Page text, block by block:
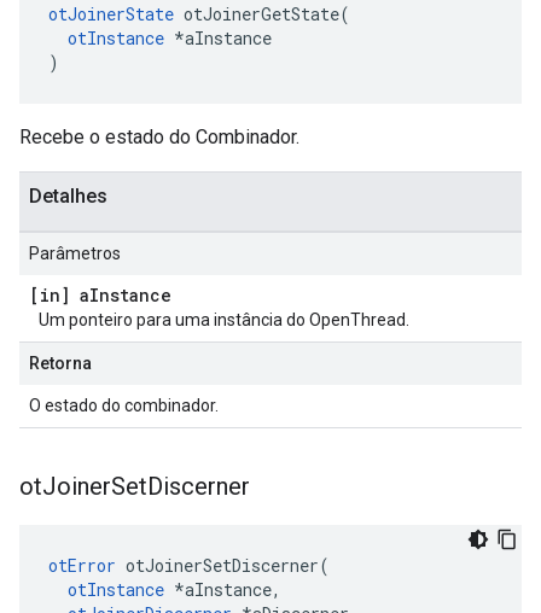
otJoinerState otJoinerGetState(
otInstance *aInstance
)
Recebe o estado do Combinador.
Detalhes
Parâmetros
[in] aInstance
Um ponteiro para uma instância do OpenThread.
Retorna
O estado do combinador.
otJoinerSetDiscerner
otError otJoinerSetDiscerner(
otInstance *aInstance,